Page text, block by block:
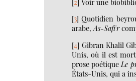
[2]Voir une
[3]Quotidien
arabe,As-Safïr
[4] Gibran Khalil
Unis, où il est mort
prose poétique Le
États-Unis, qui a